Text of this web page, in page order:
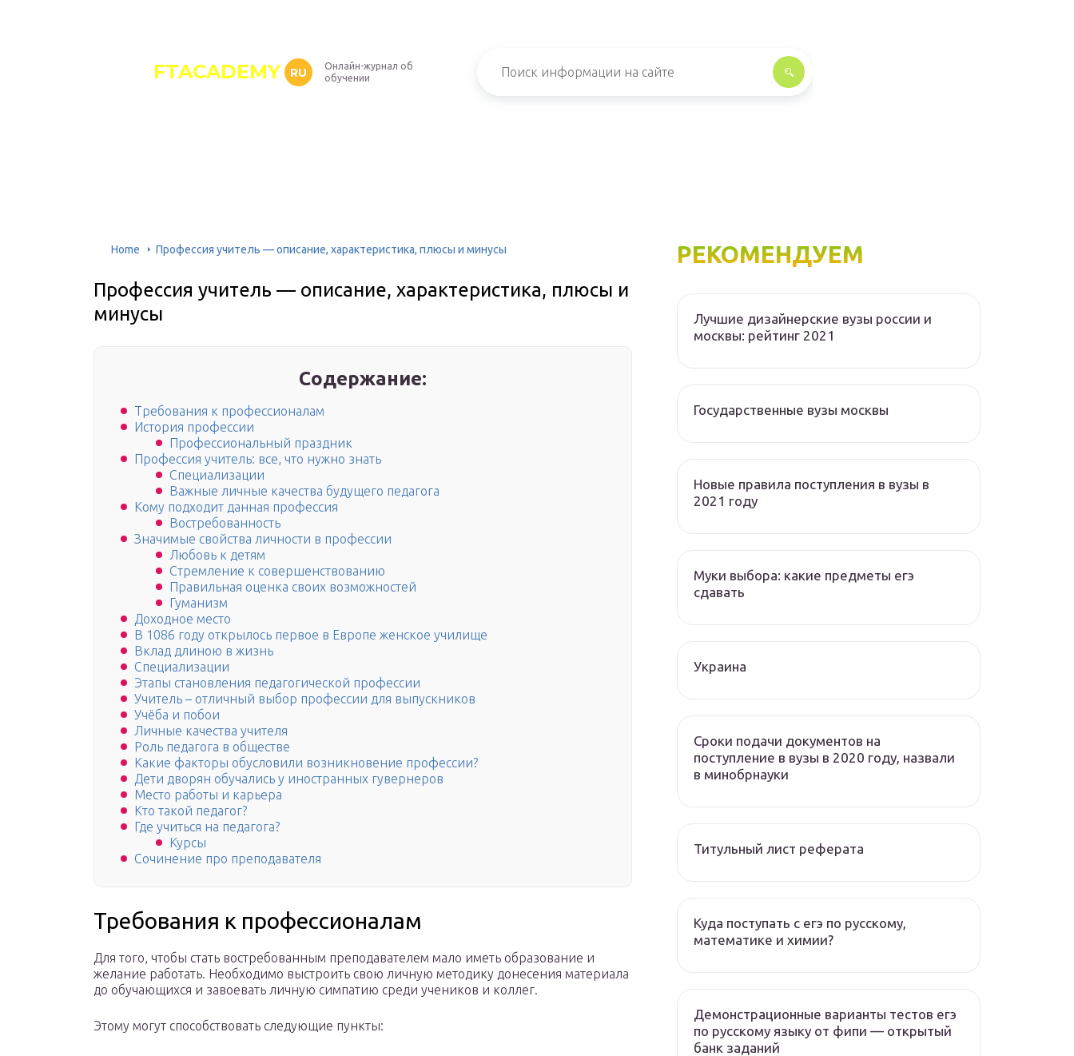
FTACADEMY RU
Онлайн-журнал об
обучении
Home Профессия учитель — описание, характеристика, плюсы и минусы
Профессия учитель — описание, характеристика, плюсы и
минусы
Содержание:
Требования к профессионалам
История профессии
Профессиональный праздник
Профессия учитель: все, что нужно знать
Специализации
Важные личные качества будущего педагога
Кому подходит данная профессия
Востребованность
Значимые свойства личности в профессии
Любовь к детям
Стремление к совершенствованию
Правильная оценка своих возможностей
Гуманизм
Доходное место
В 1086 году открылось первое в Европе женское училище
Вклад длиною в жизнь
Специализации
Этапы становления педагогической профессии
Учитель – отличный выбор профессии для выпускников
Учёба и побои
Личные качества учителя
Роль педагога в обществе
Какие факторы обусловили возникновение профессии?
Дети дворян обучались у иностранных гувернеров
Место работы и карьера
Кто такой педагог?
Где учиться на педагога?
Курсы
Сочинение про преподавателя
Требования к профессионалам
Для того, чтобы стать востребованным преподавателем мало иметь образование и
желание работать. Необходимо выстроить свою личную методику донесения материала
до обучающихся и завоевать личную симпатию среди учеников и коллег.
Этому могут способствовать следующие пункты:
РЕКОМЕНДУЕМ
Лучшие дизайнерские вузы россии и
москвы: рейтинг 2021
Государственные вузы москвы
Новые правила поступления в вузы в
2021 году
Муки выбора: какие предметы егэ
сдавать
Украина
Сроки подачи документов на
поступление в вузы в 2020 году, назвали
в минобрнауки
Титульный лист реферата
Куда поступать с егэ по русскому,
математике и химии?
Демонстрационные варианты тестов егэ
по русскому языку от фипи — открытый
банк заданий